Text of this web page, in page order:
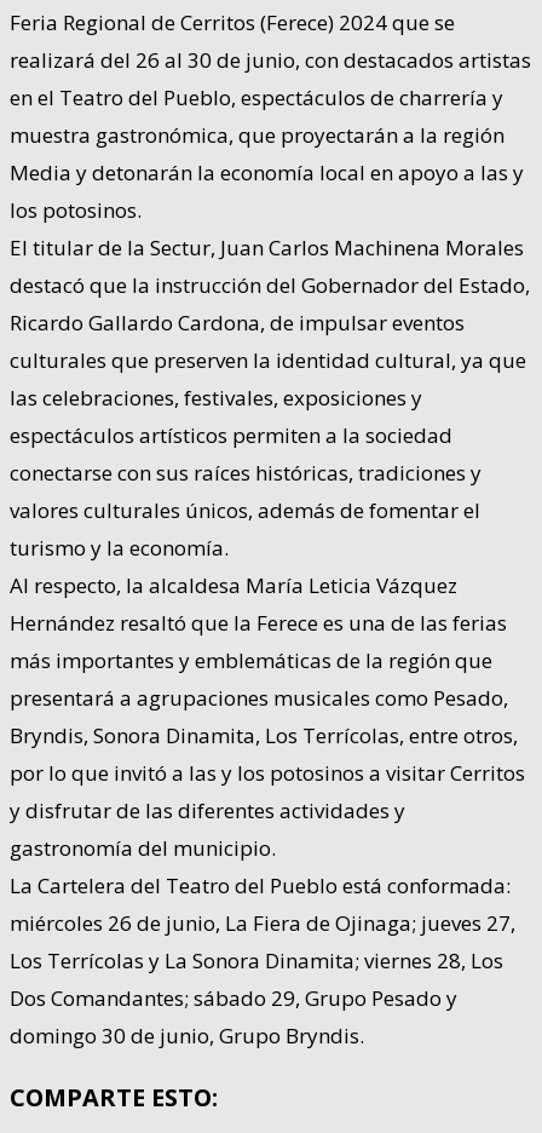
Feria Regional de Cerritos (Ferece) 2024 que se
realizará del 26 al 30 de junio, con destacados artistas
en el Teatro del Pueblo, espectáculos de charrería y
muestra gastronómica, que proyectarán a la región
Media y detonarán la economía local en apoyo a las y
los potosinos.
El titular de la Sectur, Juan Carlos Machinena Morales
destacó que la instrucción del Gobernador del Estado,
Ricardo Gallardo Cardona, de impulsar eventos
culturales que preserven la identidad cultural, ya que
las celebraciones, festivales, exposiciones y
espectáculos artísticos permiten a la sociedad
conectarse con sus raíces históricas, tradiciones y
valores culturales únicos, además de fomentar el
turismo y la economía.
Al respecto, la alcaldesa María Leticia Vázquez
Hernández resaltó que la Ferece es una de las ferias
más importantes y emblemáticas de la región que
presentará a agrupaciones musicales como Pesado,
Bryndis, Sonora Dinamita, Los Terrícolas, entre otros,
por lo que invitó a las y los potosinos a visitar Cerritos
y disfrutar de las diferentes actividades y
gastronomía del municipio.
La Cartelera del Teatro del Pueblo está conformada:
miércoles 26 de junio, La Fiera de Ojinaga; jueves 27,
Los Terrícolas y La Sonora Dinamita; viernes 28, Los
Dos Comandantes; sábado 29, Grupo Pesado y
domingo 30 de junio, Grupo Bryndis.
COMPARTE ESTO: